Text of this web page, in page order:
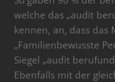
welche das „audit
kennen, an, dass das
„Familienbewusste
Siegel „audit
Ebenfalls mit der